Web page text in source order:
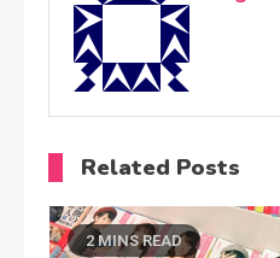
Related Posts
2 MINS READ